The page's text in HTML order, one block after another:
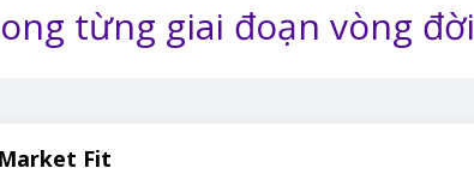
từng giai đoạn vòng
Fit